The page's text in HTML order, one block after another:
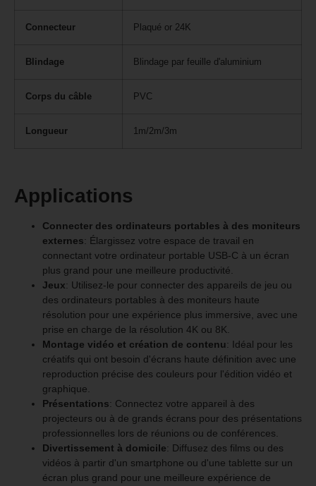
Connecteur Plaqué or 24K
Blindage Blindage par feuille d'aluminium
Corps du câble PVC
Longueur 1m/2m/3m
Applications
Connecter des ordinateurs portables à des moniteurs
externes: Élargissez votre espace de travail en
connectant votre ordinateur portable USB-C à un écran
plus grand pour une meilleure productivité.
Jeux: Utilisez-le pour connecter des appareils de jeu ou
des ordinateurs portables à des moniteurs haute
résolution pour une expérience plus immersive, avec une
prise en charge de la résolution 4K ou 8K.
Montage vidéo et création de contenu: Idéal pour les
créatifs qui ont besoin d'écrans haute définition avec une
reproduction précise des couleurs pour l'édition vidéo et
graphique.
Présentations: Connectez votre appareil à des
projecteurs ou à de grands écrans pour des présentations
professionnelles lors de réunions ou de conférences.
Divertissement à domicile: Diffusez des films ou des
vidéos à partir d'un smartphone ou d'une tablette sur un
écran plus grand pour une meilleure expérience de